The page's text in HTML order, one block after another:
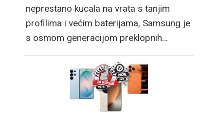
neprestano kucala na vrata s tanjim
profilima i većim baterijama, Samsung je
s osmom generacijom preklopnih…